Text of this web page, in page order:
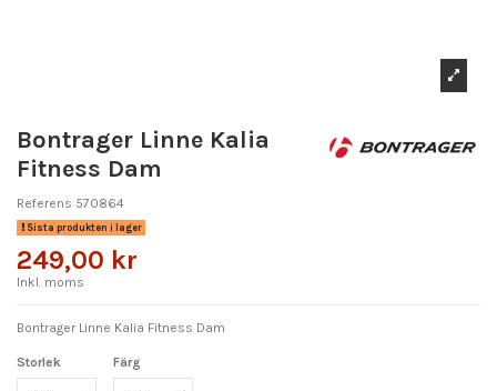
Bontrager Linne Kalia
Fitness Dam
Referens 570864
Sista produkten i lager
249,00 kr
Inkl. moms
Bontrager Linne Kalia Fitness Dam
Storlek Färg